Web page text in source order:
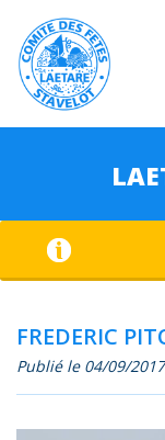
FREDERIC
Publié le 04/09/2017